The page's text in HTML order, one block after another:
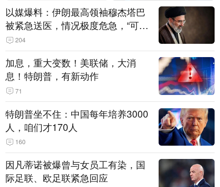
以媒爆料：伊朗最高领袖穆杰塔巴
被紧急送医，情况极度危急，“可能
随时会死去”
204
加息，重大变数！美联储，大消
息！特朗普，有新动作
71
特朗普坐不住：中国每年培养3000
人，咱们才170人
160
因凡蒂诺被爆曾与女员工有染，国
际足联、欧足联紧急回应